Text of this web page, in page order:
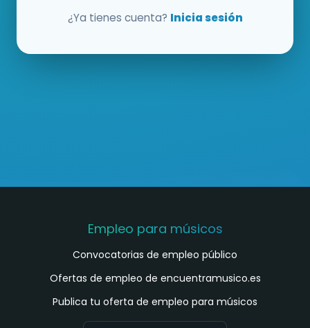
¿Ya tienes cuenta? Inicia sesión
Empleo para músicos
Convocatorias de empleo público
Ofertas de empleo de encuentramusico.es
Publica tu oferta de empleo para músicos